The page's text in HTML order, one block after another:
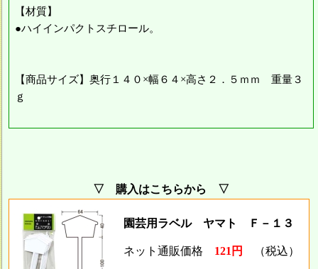
【材質】
●ハイインパクトスチロール。
【商品サイズ】奥行１４０×幅６４×高さ２．５ｍｍ 重量３
ｇ
▽ 購入はこちらから ▽
園芸用ラベル ヤマト Ｆ－１３
ネット通販価格 121円 （税込）